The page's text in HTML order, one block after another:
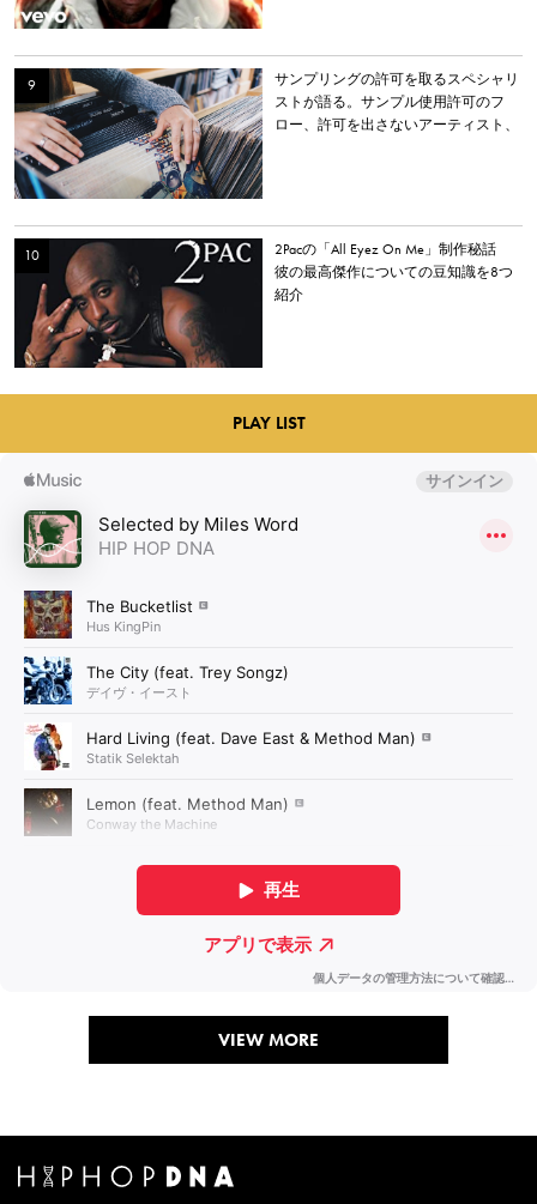
サンプリングの許可を取るスペシャリ
ストが語る。サンプル使用許可のフ
ロー、許可を出さないアーティスト、
2Pacの「All Eyez On Me」制作秘話
彼の最高傑作についての豆知識を8つ
紹介
PLAY LIST
VIEW MORE